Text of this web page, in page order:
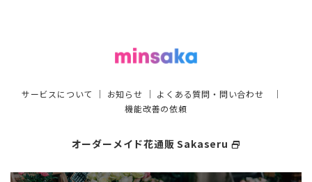
サービスについて ｜ お知らせ ｜ よくある質問・問い合わせ ｜
機能改善の依頼
オーダーメイド花通販 Sakaseru select_window